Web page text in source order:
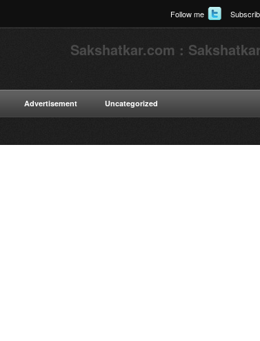
Follow me
Sakshatkar.com :
Advertisement Uncategorized